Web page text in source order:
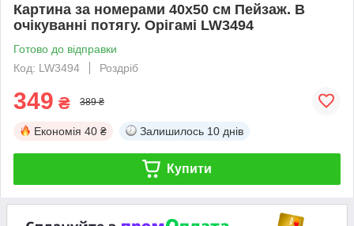
Картина за номерами 40х50 см Пейзаж. В
очікуванні потягу. Орігамі LW3494
Готово до відправки
Код: LW3494
Роздріб
349 ₴ 389 ₴
Економія 40 ₴ Залишилось 10 днів
Купити